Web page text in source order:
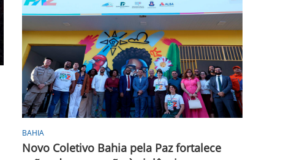
BAHIA
Novo Coletivo Bahia pela Paz fortalece